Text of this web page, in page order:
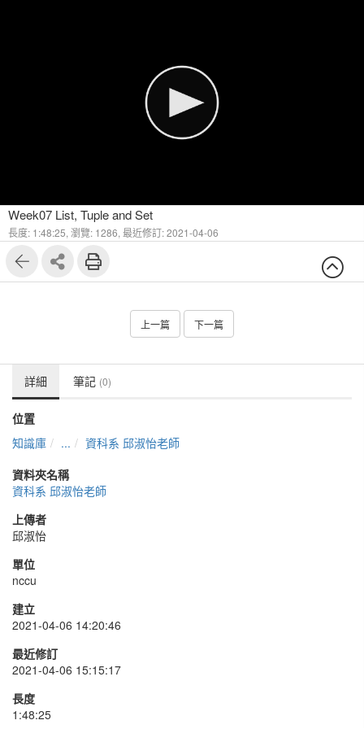
Week07 List, Tuple and Set
長度: 1:48:25, 瀏覽: 1286, 最近修訂: 2021-04-06
上一篇 下一篇
詳細 筆記 (0)
位置
知識庫
...
資科系 邱淑怡老師
資料夾名稱
資科系 邱淑怡老師
上傳者
邱淑怡
單位
nccu
建立
2021-04-06 14:20:46
最近修訂
2021-04-06 15:15:17
長度
1:48:25